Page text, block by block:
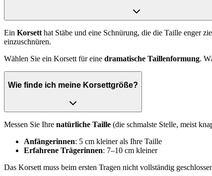
Ein Korsett hat Stäbe und eine Schnürung, die die Taille enger
einzuschnüren.
Wählen Sie ein Korsett für eine dramatische Taillenformung.
Wie finde ich meine Korsettgröße?
Messen Sie Ihre natürliche Taille (die schmalste Stelle, meist
Anfängerinnen: 5 cm kleiner als Ihre Taille
Erfahrene Trägerinnen: 7–10 cm kleiner
Das Korsett muss beim ersten Tragen nicht vollständig